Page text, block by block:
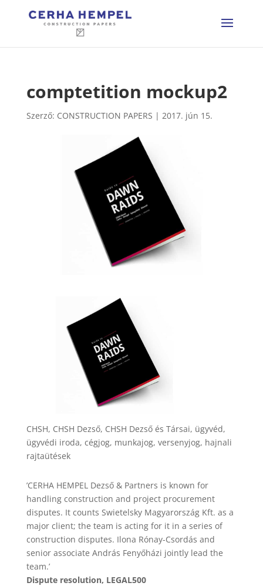
comptetition mockup2
Szerző: CONSTRUCTION PAPERS | 2017. jún 15.
CHSH, CHSH Dezső, CHSH Dezső és Társai, ügyvéd,
ügyvédi iroda, cégjog, munkajog, versenyjog, hajnali
rajtaütések
’CERHA HEMPEL Dezső & Partners is known for
handling construction and project procurement
disputes. It counts Swietelsky Magyarország Kft. as a
major client; the team is acting for it in a series of
construction disputes. Ilona Rónay-Csordás and
senior associate András Fenyőházi jointly lead the
team.’
Dispute resolution, LEGAL500